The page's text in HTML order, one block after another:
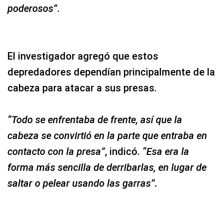
poderosos”.
El investigador agregó que estos
depredadores dependían principalmente de la
cabeza para atacar a sus presas.
“Todo se enfrentaba de frente, así que la
cabeza se convirtió en la parte que entraba en
contacto con la presa”, indicó. “Esa era la
forma más sencilla de derribarlas, en lugar de
saltar o pelear usando las garras”.